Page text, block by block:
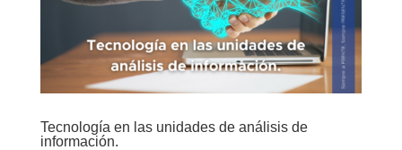
Tecnología en las unidades de análisis de
información.